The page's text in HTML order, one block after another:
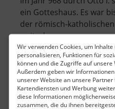
Wir verwenden Cookies, um
personalisieren, Funktionen für
können und die Zugriffe auf
Außerdem geben wir
unserer Website an unsere
Kartendiensten und Werbung
diese Informationen
zusammen, die du ihnen
ein Gotteshaus. Es war
der römisch-katholischen
weiterlesenüber
Dom
zu
Meißen
Sachsen
aktuell vom 02.06.2026 / Zugriffe: 3569